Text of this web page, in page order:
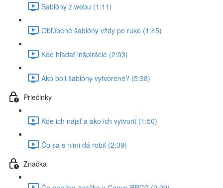
Šablóny z webu (1:11)
Obľúbené šablóny vždy po ruke (1:45)
Kde hľadať inšpirácie (2:03)
Ako boli šablóny vytvorené? (5:38)
Priečinky
Kde ich nájsť a ako ich vytvoriť (1:50)
Čo sa s nimi dá robiť (2:39)
Značka